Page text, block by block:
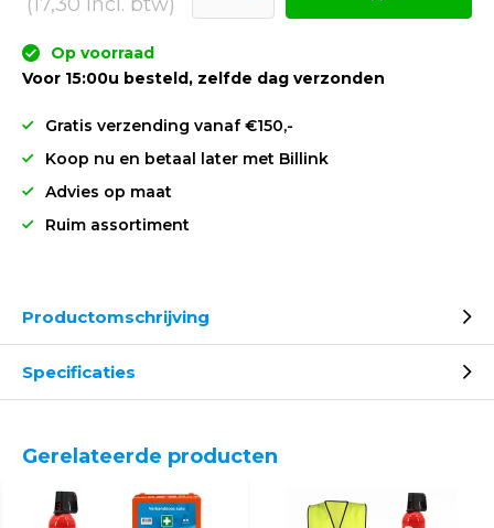
Op voorraad
Voor 15:00u besteld, zelfde dag verzonden
Gratis verzending vanaf €150,-
Koop nu en betaal later met Billink
Advies op maat
Ruim assortiment
Productomschrijving
Specificaties
Gerelateerde producten